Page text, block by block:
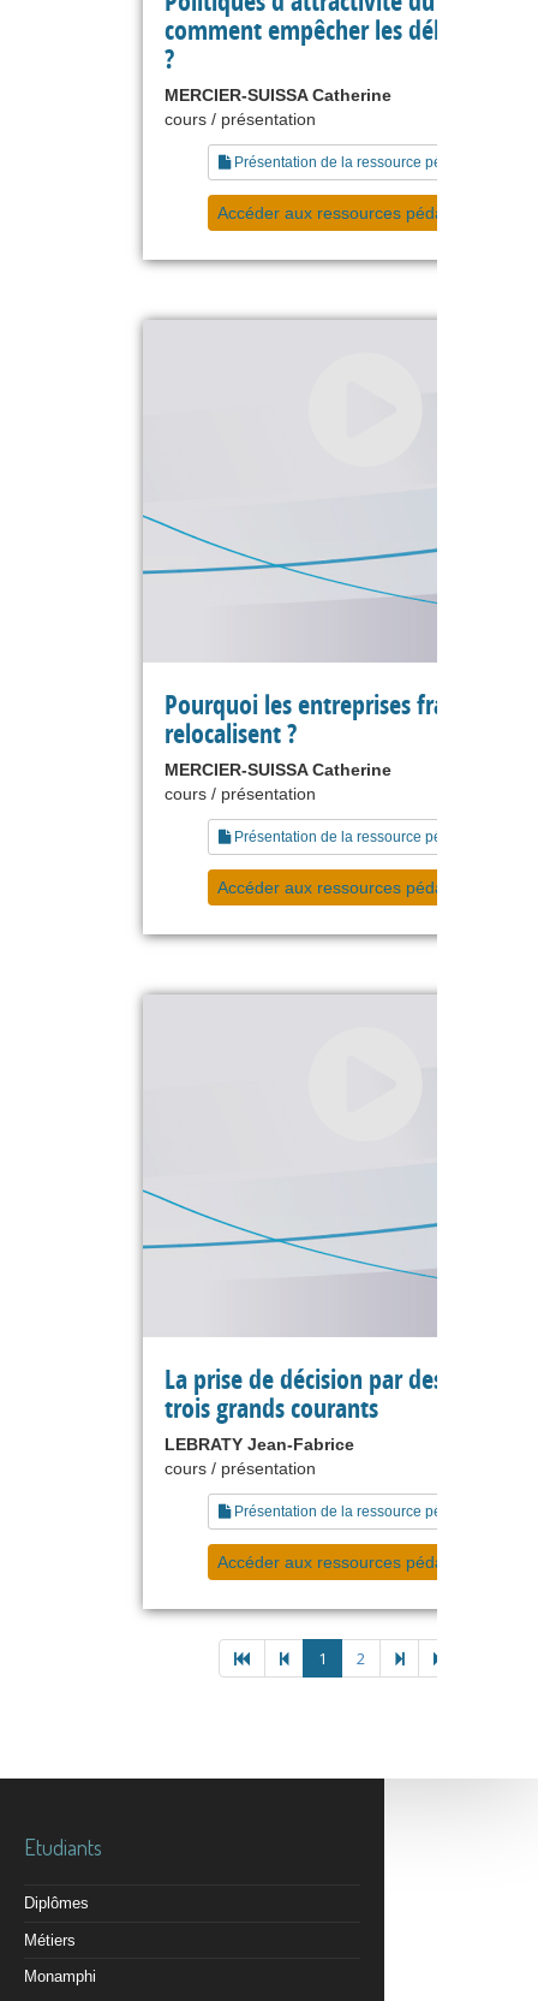
comment empêcher les
?
MERCIER-SUISSA Catherine
cours / présentation
Présentation de la ressource pédagogique
Accéder aux ressources pédagogiques
Pourquoi les entreprises françaises
relocalisent ?
MERCIER-SUISSA Catherine
cours / présentation
Présentation de la ressource pédagogique
Accéder aux ressources pédagogiques
La prise de décision par des experts :
trois grands courants
LEBRATY Jean-Fabrice
cours / présentation
Présentation de la ressource pédagogique
Accéder aux ressources pédagogiques
1 2
Etudiants
Diplômes
Métiers
Monamphi